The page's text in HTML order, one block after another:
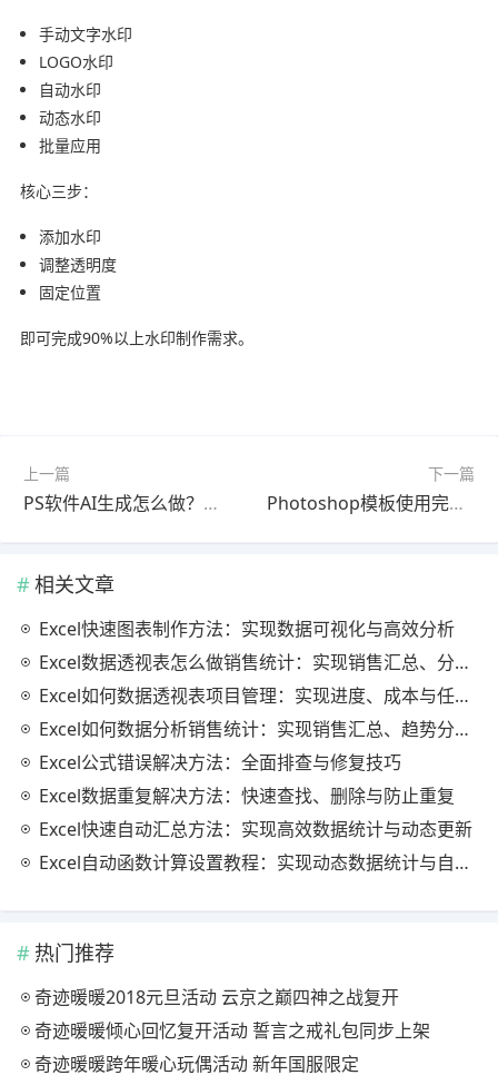
手动文字水印
LOGO水印
自动水印
动态水印
批量应用
核心三步：
添加水印
调整透明度
固定位置
即可完成90%以上水印制作需求。
上一篇
PS软件AI生成怎么做？最新更新版快速上手教程（常见问题解决）
下一篇
Photoshop模板使用完整指南2025最新版零基础入门
相关文章
Excel快速图表制作方法：实现数据可视化与高效分析
Excel数据透视表怎么做销售统计：实现销售汇总、分析与动态监控
Excel如何数据透视表项目管理：实现进度、成本与任务的高效分析
Excel如何数据分析销售统计：实现销售汇总、趋势分析与业绩优化
Excel公式错误解决方法：全面排查与修复技巧
Excel数据重复解决方法：快速查找、删除与防止重复
Excel快速自动汇总方法：实现高效数据统计与动态更新
Excel自动函数计算设置教程：实现动态数据统计与自动更新
热门推荐
奇迹暖暖2018元旦活动 云京之巅四神之战复开
奇迹暖暖倾心回忆复开活动 誓言之戒礼包同步上架
奇迹暖暖跨年暖心玩偶活动 新年国服限定